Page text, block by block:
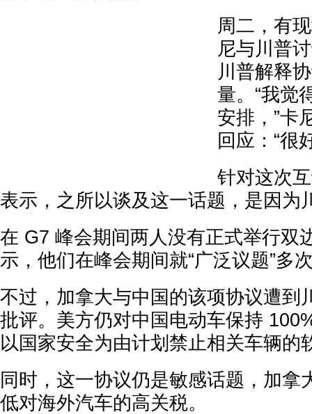
周二，有
尼与川普
川普解释
量。“我觉
安排，”卡
回应：“很
针对这次
表示，之所以谈及这一话题，是因为
在 G7 峰会期间两人没有正式举行双
示，他们在峰会期间就“广泛议题”多
不过，加拿大与中国的该项协议遭到
批评。美方仍对中国电动车保持
以国家安全为由计划禁止相关车辆的
同时，这一协议仍是敏感话题，加拿
低对海外汽车的高关税。